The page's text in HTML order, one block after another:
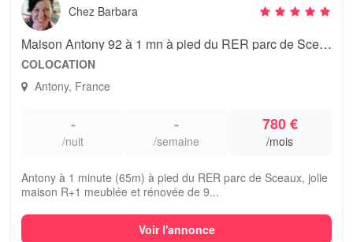
Chez Barbara
Maison Antony 92 à 1 mn à pied du RER parc de Sceaux
COLOCATION
Antony, France
-
/nuit
-
/semaine
780 €
/mois
Antony à 1 minute (65m) à pied du RER parc de Sceaux, jolie
maison R+1 meublée et rénovée de 9...
Voir l'annonce